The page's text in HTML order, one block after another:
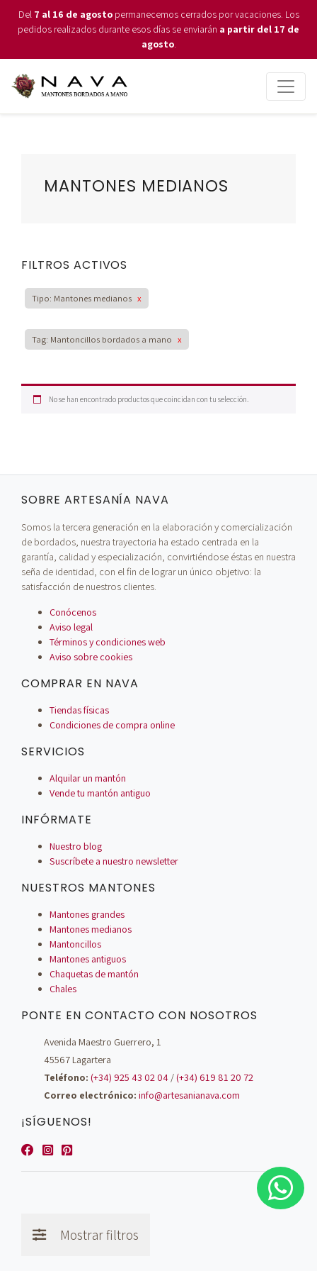
Del 7 al 16 de agostopermanecemos cerrados por vacaciones. Los
pedidos realizados durante esos días se enviarán a partir del 17 de
agosto.
Mostrar filtros
MANTONES MEDIANOS
FILTROS ACTIVOS
Tipo: Mantones medianos x
Tag: Mantoncillos bordados a mano x
No se han encontrado productos que coincidan con tu selección.
SOBRE ARTESANÍA NAVA
Somos la tercera generación en la elaboración y comercialización
de bordados, nuestra trayectoria ha estado centrada en la
garantía, calidad y especialización, convirtiéndose éstas en nuestra
seña de identidad, con el fin de lograr un único objetivo: la
satisfacción de nuestros clientes.
Conócenos
Aviso legal
Términos y condiciones web
Aviso sobre cookies
COMPRAR EN NAVA
Tiendas físicas
Condiciones de compra online
SERVICIOS
Alquilar un mantón
Vende tu mantón antiguo
INFÓRMATE
Nuestro blog
Suscríbete a nuestro newsletter
NUESTROS MANTONES
Mantones grandes
Mantones medianos
Mantoncillos
Mantones antiguos
Chaquetas de mantón
Chales
PONTE EN CONTACTO CON NOSOTROS
Avenida Maestro Guerrero, 1
45567 Lagartera
Teléfono: (+34) 925 43 02 04 /(+34) 619 81 20 72
Correo electrónico: info@artesanianava.com
¡SÍGUENOS!
© Artesanía Nava - 2026